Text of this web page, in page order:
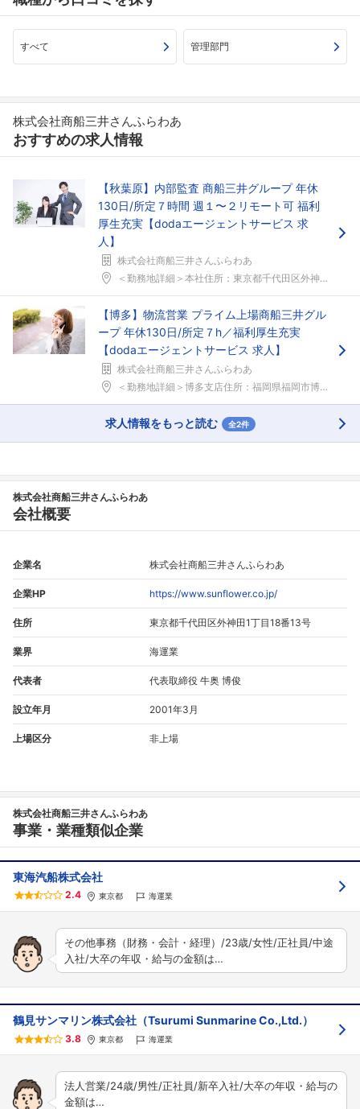
フォローしました
こちらの企業もフォローしませんか？
すべて 管理部門
株式会社商船三井さんふらわあ
おすすめの求人情報
【秋葉原】内部監査 商船三井グループ 年休
130日/所定７時間 週１〜２リモート可 福利
厚生充実【dodaエージェントサービス 求
人】
株式会社商船三井さんふらわあ
＜勤務地詳細＞本社住所：東京都千代田区外神田1-1...
【博多】物流営業 プライム上場商船三井グル
ープ 年休130日/所定７h／福利厚生充実
【dodaエージェントサービス 求人】
株式会社商船三井さんふらわあ
＜勤務地詳細＞博多支店住所：福岡県福岡市博多区下川...
求人情報をもっと読む 全2件
株式会社商船三井さんふらわあ
会社概要
企業名 株式会社商船三井さんふらわあ
企業HP https://www.sunflower.co.jp/
住所 東京都千代田区外神田1丁目18番13号
業界 海運業
代表者 代表取締役 牛奥 博俊
設立年月 2001年3月
上場区分 非上場
株式会社商船三井さんふらわあ
事業・業種類似企業
東海汽船株式会社
2.4 東京都 海運業
その他事務（財務・会計・経理）/23歳/女性/正社員/中途
入社/大卒の年収・給与の金額は…
鶴見サンマリン株式会社（Tsurumi Sunmarine Co.,Ltd.）
3.8 東京都 海運業
法人営業/24歳/男性/正社員/新卒入社/大卒の年収・給与の
金額は…